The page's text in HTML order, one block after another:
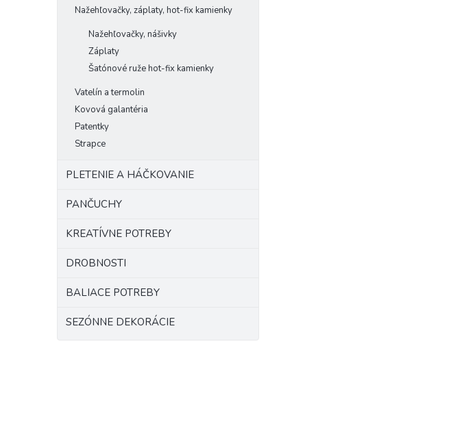
Nažehľovačky, záplaty, hot-fix kamienky
Nažehľovačky, nášivky
Záplaty
Šatónové ruže hot-fix kamienky
Vatelín a termolin
Kovová galantéria
Patentky
Strapce
PLETENIE A HÁČKOVANIE
PANČUCHY
KREATÍVNE POTREBY
DROBNOSTI
BALIACE POTREBY
SEZÓNNE DEKORÁCIE